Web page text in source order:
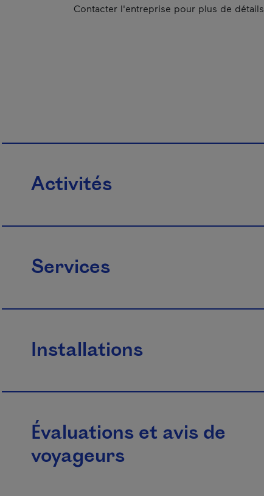
Contacter l'entreprise pour plus de détails
Activités
Services
Installations
Évaluations et avis de
voyageurs